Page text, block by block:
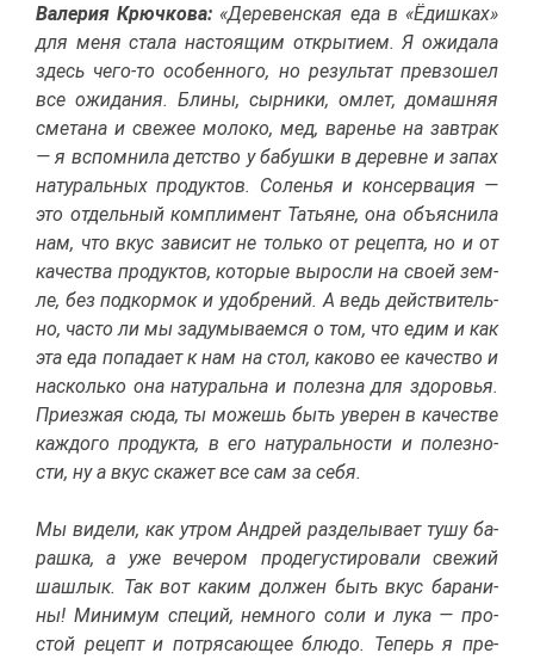
Ва­ле­рия Крюч­ко­ва: «Де­ре­вен­ская еда в «Ёдиш­ках»
для ме­ня ста­ла на­сто­я­щим от­кры­ти­ем. Я ожи­да­ла
здесь че­го-то осо­бен­но­го, но ре­зуль­тат пре­взо­шел
все ожи­да­ния. Бли­ны, сыр­ни­ки, ом­лет, до­маш­няя
сме­та­на и све­жее мо­ло­ко, мед, ва­ре­нье на зав­трак
— я вспом­ни­ла дет­ство у ба­буш­ки в де­ревне и за­пах
на­ту­раль­ных про­дук­тов. Со­ле­нья и кон­сер­ва­ция —
это от­дель­ный ком­пли­мент Та­тьяне, она объ­яс­ни­ла
нам, что вкус за­ви­сит не толь­ко от ре­цеп­та, но и от
ка­че­ства про­дук­тов, ко­то­рые вы­рос­ли на сво­ей зем­
ле, без под­кор­мок и удоб­ре­ний. А ведь дей­стви­тель­
но, ча­сто ли мы за­ду­мы­ва­ем­ся о том, что едим и как
эта еда по­па­да­ет к нам на стол, ка­ко­во ее ка­че­ство и
на­сколь­ко она на­ту­раль­на и по­лез­на для здо­ро­вья.
При­ез­жая сю­да, ты мо­жешь быть уве­рен в ка­че­стве
каж­до­го про­дук­та, в его на­ту­раль­но­сти и по­лез­но­
сти, ну а вкус ска­жет все сам за се­бя.
Мы ви­де­ли, как утром Ан­дрей раз­де­лы­ва­ет ту­шу ба­
раш­ка, а уже ве­че­ром про­де­гу­сти­ро­ва­ли све­жий
шаш­лык. Так вот ка­ким дол­жен быть вкус ба­ра­ни­
ны! Ми­ни­мум спе­ций, немно­го со­ли и лу­ка — про­
стой ре­цепт и по­тря­са­ю­щее блю­до. Те­перь я пре­